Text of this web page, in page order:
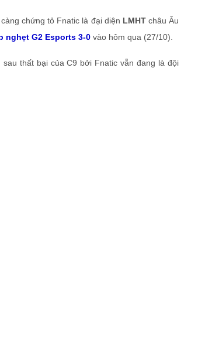
chứng tỏ Fnatic là đại diện LMHTchâu Âu
nghẹt G2 Esports 3-0 vào hôm qua (27/10).
thất bại của C9 bởi Fnatic vẫn đang là đội